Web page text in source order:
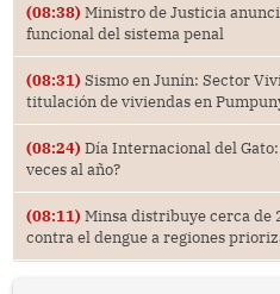
(08:38) Ministro de Justicia
funcional del sistema penal
(08:31) Sismo en Junín: Sector
titulación de viviendas en
(08:24) Día Internacional del
veces al año?
(08:11) Minsa distribuye cerca de
contra el dengue a regiones